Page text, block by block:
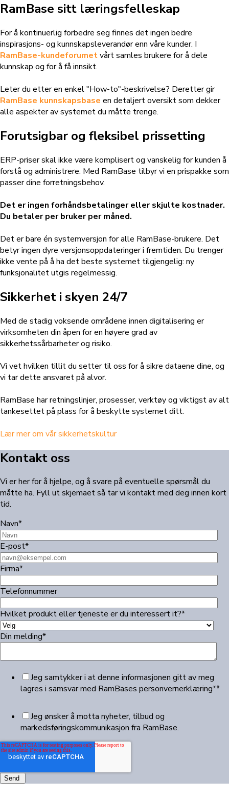
RamBase sitt læringsfelleskap
For å kontinuerlig forbedre seg finnes det ingen bedre
inspirasjons- og kunnskapsleverandør enn våre kunder. I
RamBase-kundeforumetvårt samles brukere for å dele
kunnskap og for å få innsikt.
Leter du etter en enkel "How-to"-beskrivelse? Deretter gir
RamBase kunnskapsbase en detaljert oversikt som dekker
alle aspekter av systemet du måtte trenge.
Forutsigbar og fleksibel prissetting
ERP-priser skal ikke være komplisert og vanskelig for kunden å
forstå og administrere. Med RamBase tilbyr vi en prispakke som
passer dine forretningsbehov.
Det er ingen forhåndsbetalinger eller skjulte kostnader.
Du betaler per bruker per måned.
Det er bare én systemversjon for alle RamBase-brukere. Det
betyr ingen dyre versjonsoppdateringer i fremtiden. Du trenger
ikke vente på å ha det beste systemet tilgjengelig: ny
funksjonalitet utgis regelmessig.
Sikkerhet i skyen 24/7
Med de stadig voksende områdene innen digitalisering er
virksomheten din åpen for en høyere grad av
sikkerhetssårbarheter og risiko.
Vi vet hvilken tillit du setter til oss for å sikre dataene dine, og
vi tar dette ansvaret på alvor.
RamBase har retningslinjer, prosesser, verktøy og viktigst av alt
tankesettet på plass for å beskytte systemet ditt.
Lær mer om vår sikkerhetskultur
Kontakt oss
Vi er her for å hjelpe, og å svare på eventuelle spørsmål du
måtte ha. Fyll ut skjemaet så tar vi kontakt med deg innen kort
tid.
Navn*
E-post*
Firma*
Telefonnummer
Hvilket produkt eller tjeneste er du interessert it?*
Din melding*
Jeg samtykker i at denne informasjonen gitt av meg
lagres i samsvar med RamBases personvernerklæring**
Jeg ønsker å motta nyheter, tilbud og
markedsføringskommunikasjon fra RamBase.